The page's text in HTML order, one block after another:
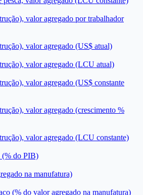
valor agregado por trabalhador
valor agregado (US$ atual)
valor agregado (LCU atual)
valor agregado (US$ constante
valor agregado (crescimento %
valor agregado (LCU constante)
(% do PIB)
na manufatura)
(% do valor agregado na manufatura)